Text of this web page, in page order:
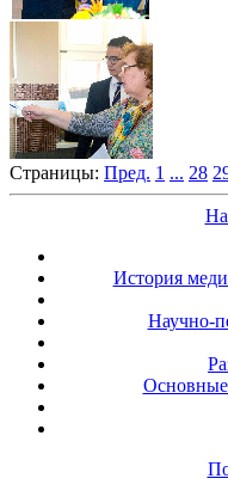
Страницы: Пред. 1 ... 28
История
Научно-
Основные